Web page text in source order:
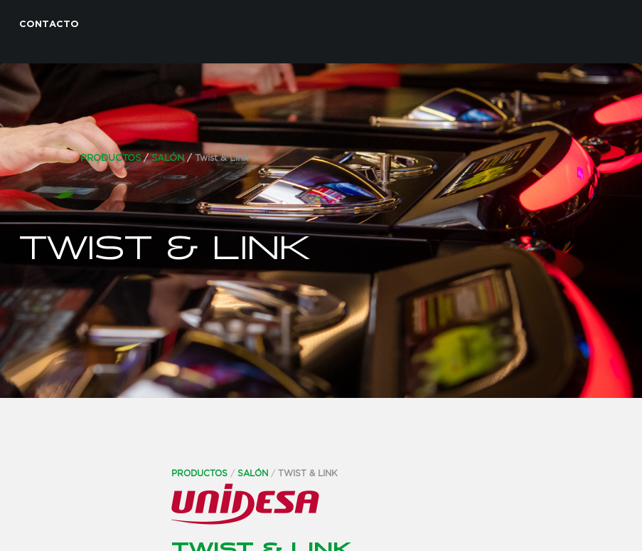
CONTACTO
PRODUCTOS/SALÓN/Twist & Link
TWIST & LINK
PRODUCTOS / SALÓN / TWIST & LINK
TWIST & LINK